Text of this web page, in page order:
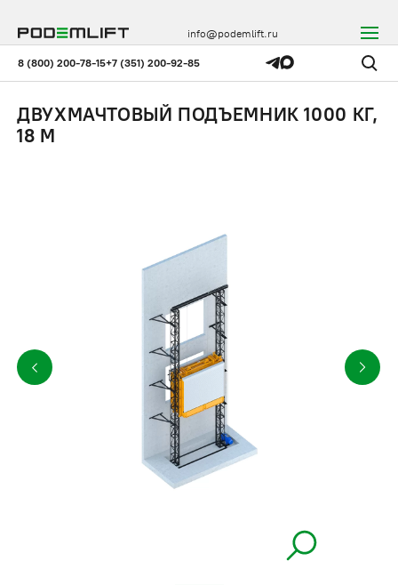
8 (800) 200-78-15+7 (351) 200-92-85
info@podemlift.ru
ДВУХМАЧТОВЫЙ ПОДЪЕМНИК 1000 КГ,
18 М